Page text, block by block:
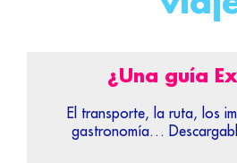
¿Una guía
El transporte, la ruta, los
gastronomía…